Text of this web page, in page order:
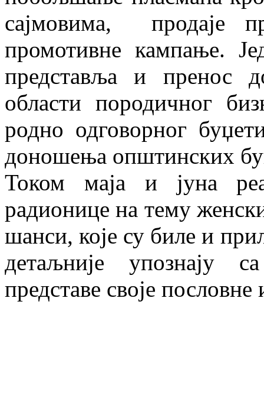
сајмовима, продаје
промотивне кампање.
представља и пренос
области породичног
родно одговорног
доношења општинских
Током маја и јуна
радионице на тему
шанси, које су биле и
детаљније упознају
представе своје пословне